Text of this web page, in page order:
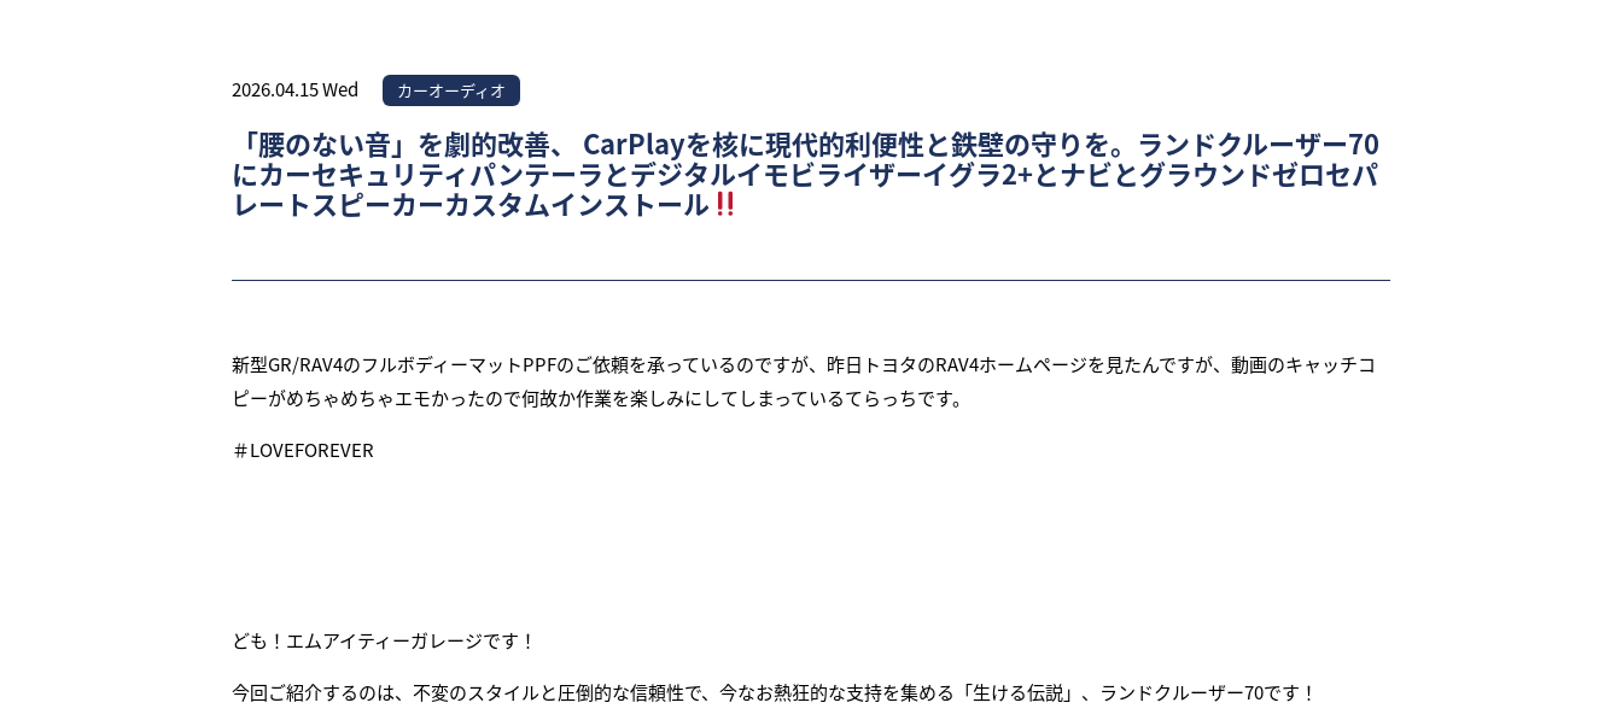
2026.04.15 Wed カーオーディオ
「腰のない音」を劇的改善、 CarPlayを核に現代的利便性と鉄壁の守りを。ランドクルーザー70
にカーセキュリティパンテーラとデジタルイモビライザーイグラ2+とナビとグラウンドゼロセパ
レートスピーカーカスタムインストール
新型GR/RAV4のフルボディーマットPPFのご依頼を承っているのですが、昨日トヨタのRAV4ホームページを見たんですが、動画のキャッチコ
ピーがめちゃめちゃエモかったので何故か作業を楽しみにしてしまっているてらっちです。
＃LOVEFOREVER
ども！エムアイティーガレージです！
今回ご紹介するのは、不変のスタイルと圧倒的な信頼性で、今なお熱狂的な支持を集める「生ける伝説」、ランドクルーザー70です！